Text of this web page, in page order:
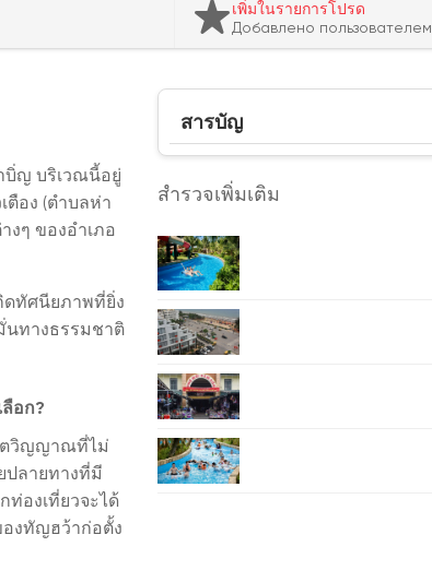
เพิ่มในรายการโปรด
Добавлено пользователем
บิ่ญ บริเวณนี้อยู่
ตือง (ตำบลห่า
งๆ ของอำเภอ
ดทัศนียภาพที่ยิ่ง
นทางธรรมชาติ
อก?
ตวิญญาณที่ไม่
ปลายทางที่มี
องเที่ยวจะได้
องทัญฮว้าก่อตั้ง
สารบัญ
สำรวจเพิ่มเติม